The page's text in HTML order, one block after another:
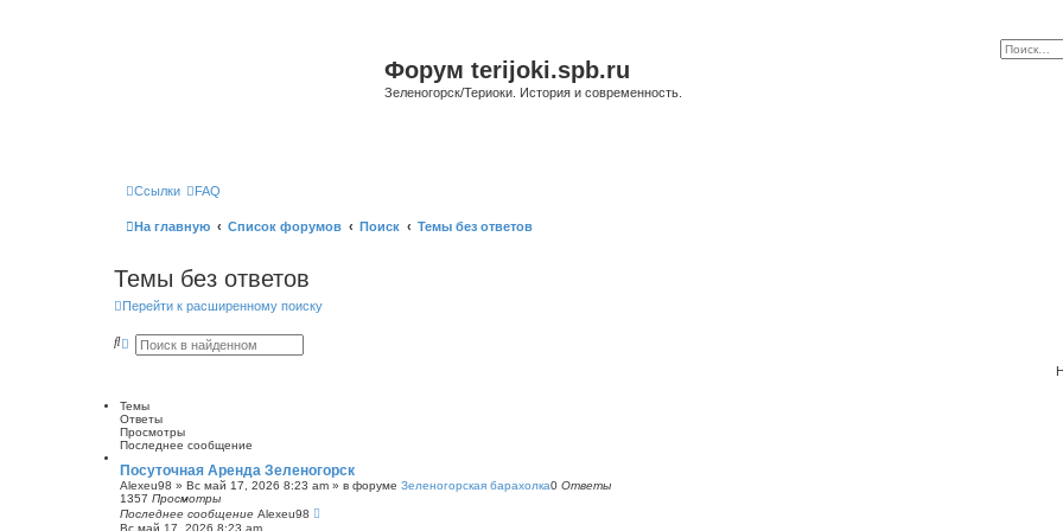
Форум terijoki.spb.ru
Зеленогорск/Териоки. История и современность.
Ссылки FAQ
На главную Список форумов Поиск Темы без ответов
Темы без ответов
Перейти к расширенному поиску
П Р
р
е
н
н
ы
й
п
о
и
Темы
Ответы
Просмотры
Последнее сообщение
Посуточная Аренда Зеленогорск
Alexeu98 » Вс май 17, 2026 8:23 am » в форуме Зеленогорская барахолка0 Ответы
1357 Просмотры
Последнее сообщение Alexeu98
Вс май 17, 2026 8:23 am